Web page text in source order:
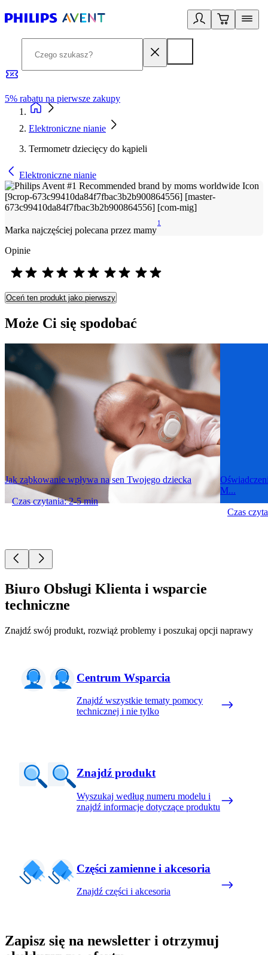
5% rabatu na pierwsze zakupy
Elektroniczne nianie
Termometr dziecięcy do kąpieli
Elektroniczne nianie
Marka najczęściej polecana przez mamy
1
Opinie
Oceń ten produkt jako pierwszy
Może Ci się spodobać
Jak ząbkowanie wpływa na sen Twojego dziecka
Czas czytania: 2-5 min
M...
Czas
Biuro Obsługi Klienta i wsparcie
techniczne
Znajdź swój produkt, rozwiąż problemy i poszukaj opcji naprawy
Centrum Wsparcia
Znajdź wszystkie tematy pomocy
technicznej i nie tylko
Znajdź produkt
Wyszukaj według numeru modelu i
znajdź informacje dotyczące produktu
Części zamienne i akcesoria
Znajdź części i akcesoria
Zapisz się na newsletter i otrzymuj